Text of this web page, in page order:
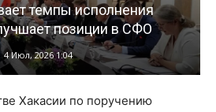
темпы исполнения
позиции в СФО
4 Июл, 2026 1:04
Хакасии по поручению